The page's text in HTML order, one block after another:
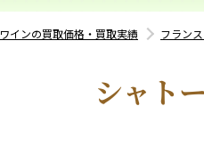
ワインの買取価格・買取実績 フラン
シャト